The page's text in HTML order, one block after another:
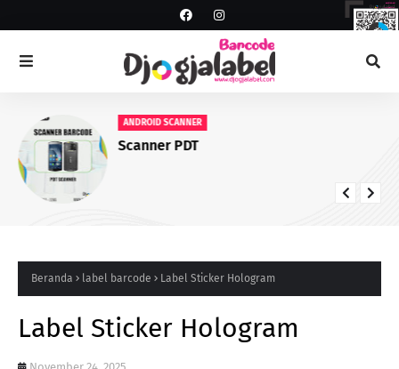
ANDROID SCANNER
Scanner PDT
Beranda label barcode Label Sticker Hologram
Label Sticker Hologram